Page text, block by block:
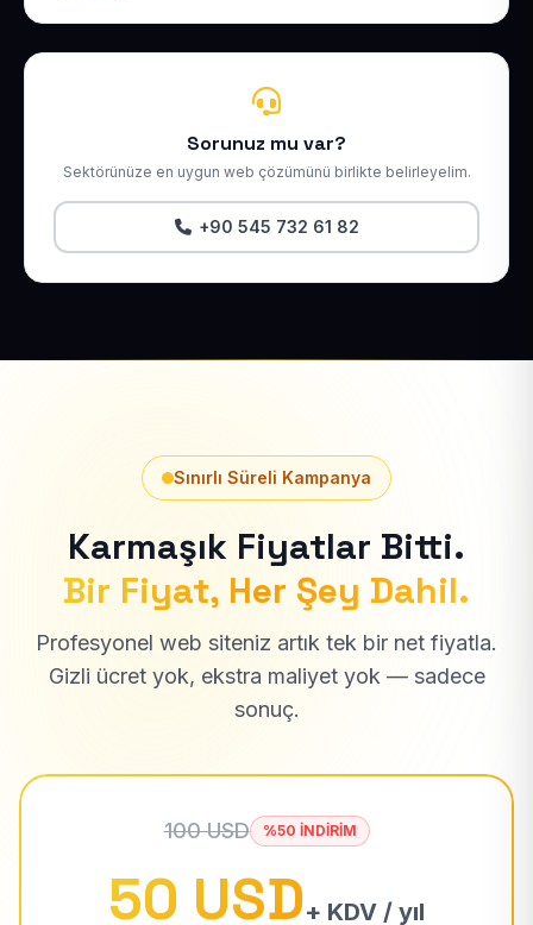
Sorunuz mu var?
Sektörünüze en uygun web çözümünü birlikte belirleyelim.
+90 545 732 61 82
Sınırlı Süreli Kampanya
Karmaşık Fiyatlar Bitti.
Bir Fiyat, Her Şey Dahil.
Profesyonel web siteniz artık tek bir net fiyatla.
Gizli ücret yok, ekstra maliyet yok — sadece
sonuç.
100 USD %50 İNDİRİM
50 USD+ KDV / yıl